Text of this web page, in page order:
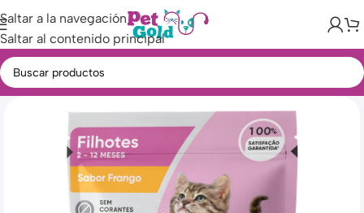
Saltar a la navegación
Saltar al contenido principal